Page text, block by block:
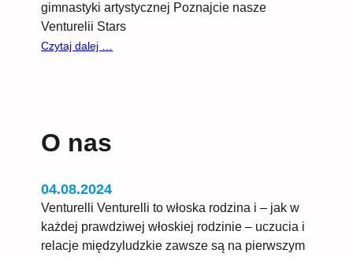
gimnastyki artystycznej Poznajcie nasze
Venturelii Stars
Czytaj dalej …
O nas
04.08.2024
Venturelli Venturelli to włoska rodzina i – jak w
każdej prawdziwej włoskiej rodzinie – uczucia i
relacje międzyludzkie zawsze są na pierwszym